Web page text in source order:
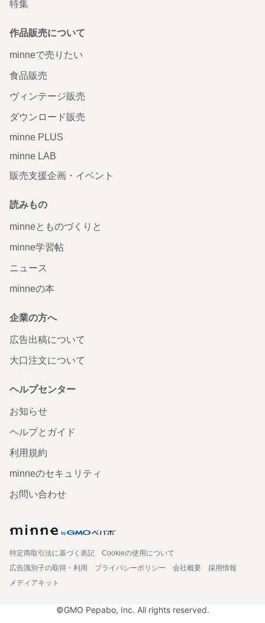
特集
作品販売について
minneで売りたい
食品販売
ヴィンテージ販売
ダウンロード販売
minne PLUS
minne LAB
販売支援企画・イベント
読みもの
minneとものづくりと
minne学習帖
ニュース
minneの本
企業の方へ
広告出稿について
大口注文について
ヘルプセンター
お知らせ
ヘルプとガイド
利用規約
minneのセキュリティ
お問い合わせ
特定商取引法に基づく表記
Cookieの使用について
広告識別子の取得・利用
プライバシーポリシー 会社概要
採用情報
メディアキット
©GMO Pepabo, Inc. All rights reserved.